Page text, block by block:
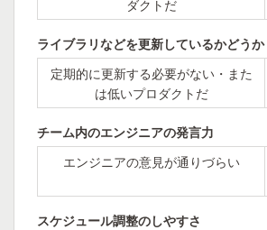
ダクトだ
ライブラリなどを更新しているかどうか
定期的に更新する必要がない・また
は低いプロダクトだ
チーム内のエンジニアの発言力
エンジニアの意見が通りづらい
スケジュール調整のしやすさ